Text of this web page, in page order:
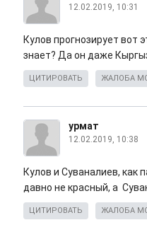
12.02.2019, 10:31
Кулов прогнозирует вот
знает? Да он даже
ЦИТИРОВАТЬ ЖАЛОБА
урмат
12.02.2019, 10:38
Кулов и Суваналиев, как
давно не красный, а
ЦИТИРОВАТЬ ЖАЛОБА